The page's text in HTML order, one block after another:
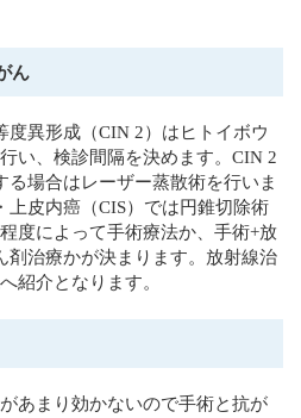
ん
度異形成（CIN 2）はヒトイボウ
い、検診間隔を決めます。CIN 2
る場合はレーザー蒸散術を行いま
上皮内癌（CIS）では円錐切除術
度によって手術療法か、手術+放
剤治療かが決まります。放射線治
紹介となります。
あまり効かないので手術と抗が